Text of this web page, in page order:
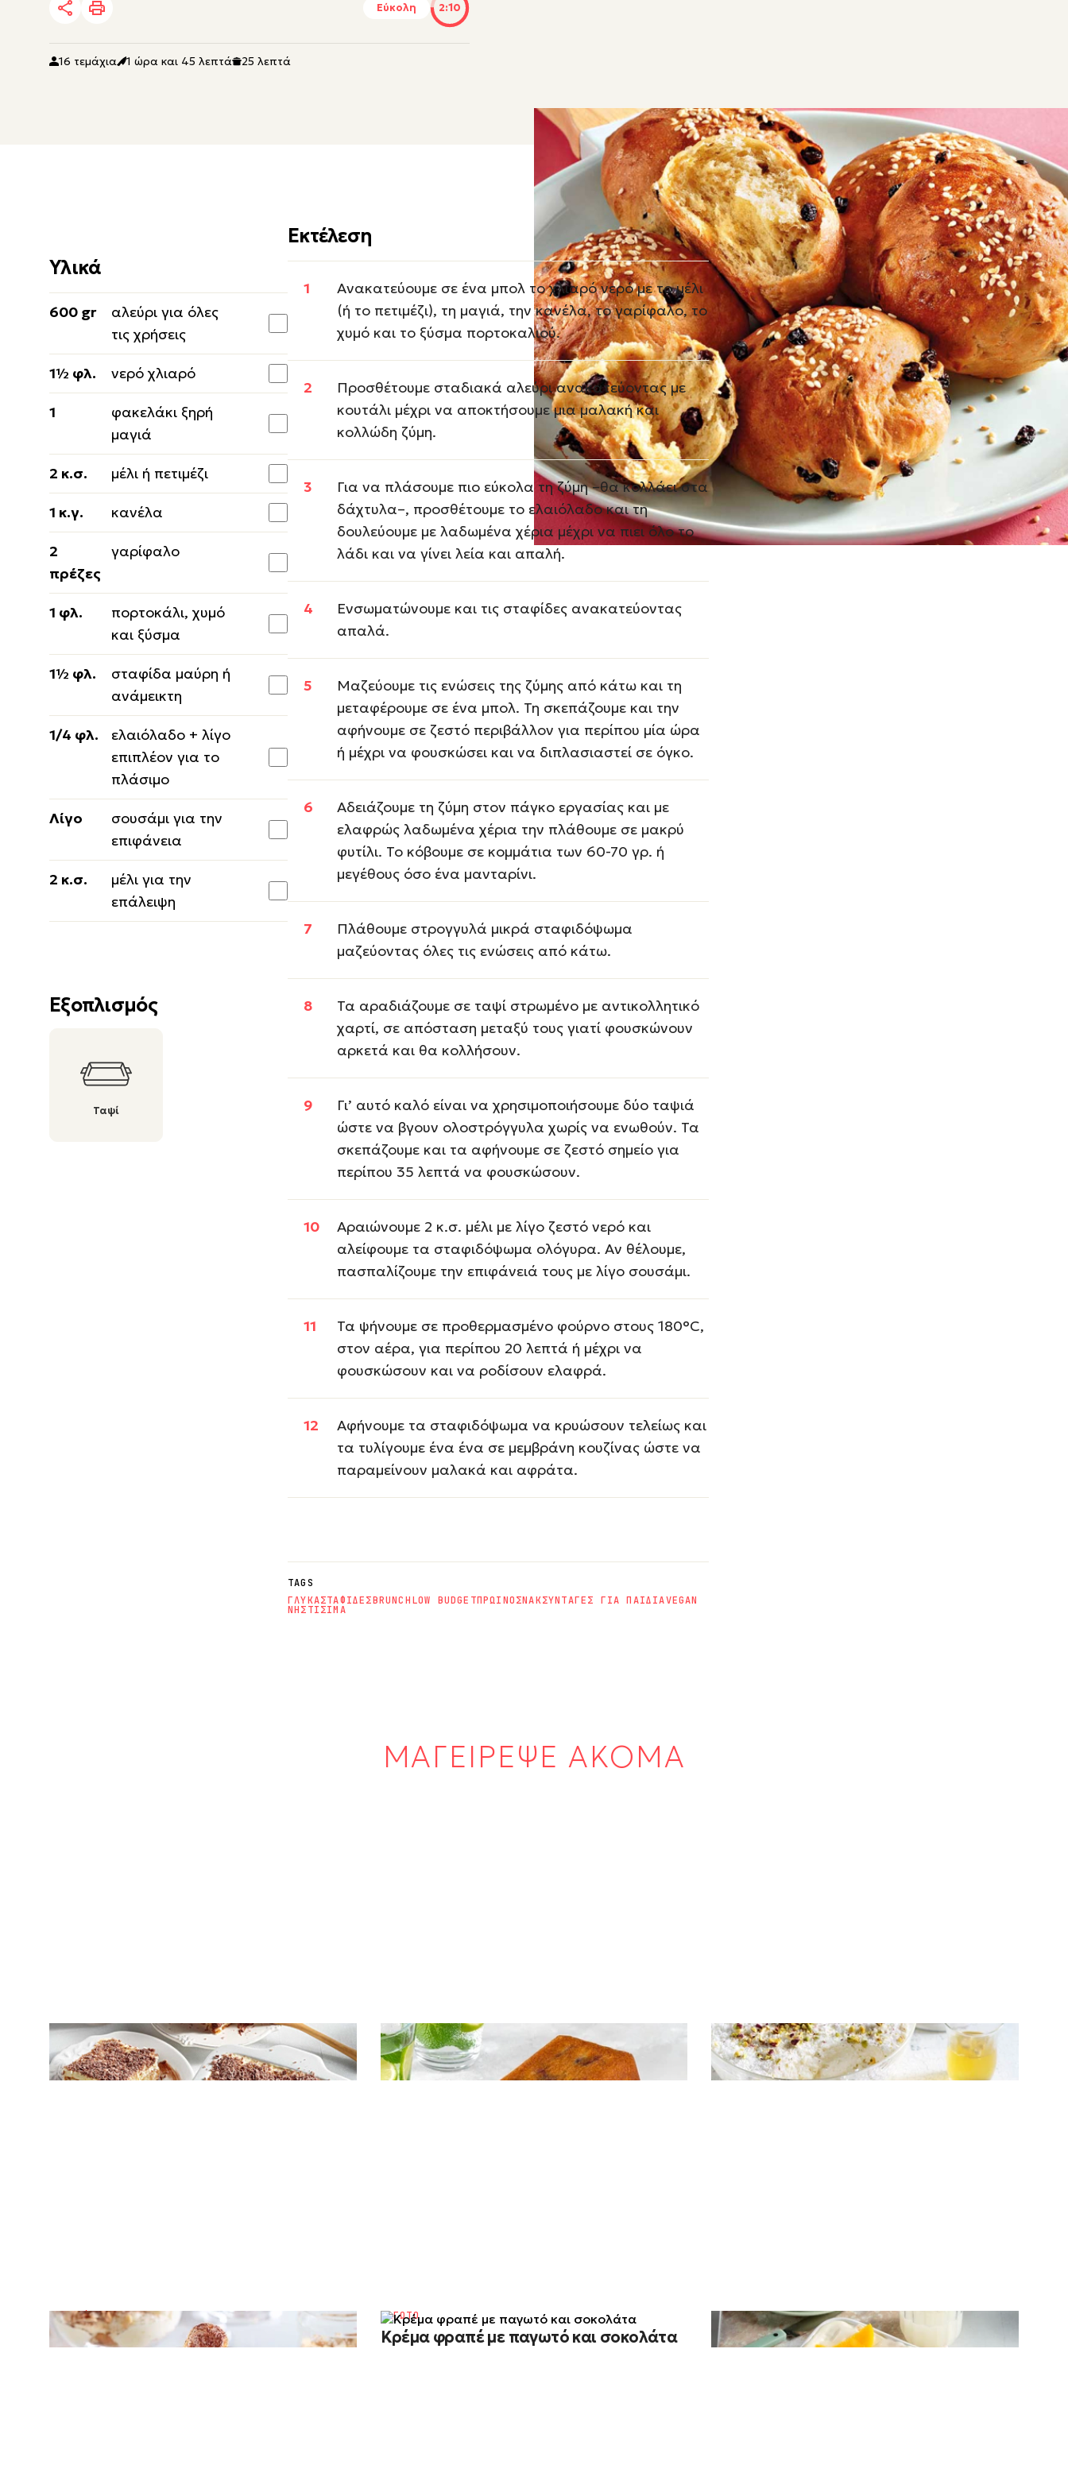
Εύκολη 2:10
16 τεμάχια 1 ώρα και 45 λεπτά 25 λεπτά
Υλικά
600 gr
αλεύρι για όλες
τις χρήσεις
1½ φλ. νερό χλιαρό
1
φακελάκι ξηρή
μαγιά
2 κ.σ. μέλι ή πετιμέζι
1 κ.γ. κανέλα
2
πρέζες
γαρίφαλο
1 φλ.
πορτοκάλι, χυμό
και ξύσμα
1½ φλ.
σταφίδα μαύρη ή
ανάμεικτη
1/4 φλ.
ελαιόλαδο + λίγο
επιπλέον για το
πλάσιμο
Λίγο
σουσάμι για την
επιφάνεια
2 κ.σ.
μέλι για την
επάλειψη
Εξοπλισμός
Ταψί
Εκτέλεση
Ανακατεύουμε σε ένα μπολ το χλιαρό νερό με το μέλι
(ή το πετιμέζι), τη μαγιά, την κανέλα, το γαρίφαλο, το
χυμό και το ξύσμα πορτοκαλιού.
Προσθέτουμε σταδιακά αλεύρι ανακατεύοντας με
κουτάλι μέχρι να αποκτήσουμε μια μαλακή και
κολλώδη ζύμη.
Για να πλάσουμε πιο εύκολα τη ζύμη –θα κολλάει στα
δάχτυλα–, προσθέτουμε το ελαιόλαδο και τη
δουλεύουμε με λαδωμένα χέρια μέχρι να πιει όλο το
λάδι και να γίνει λεία και απαλή.
Ενσωματώνουμε και τις σταφίδες ανακατεύοντας
απαλά.
Μαζεύουμε τις ενώσεις της ζύμης από κάτω και τη
μεταφέρουμε σε ένα μπολ. Τη σκεπάζουμε και την
αφήνουμε σε ζεστό περιβάλλον για περίπου μία ώρα
ή μέχρι να φουσκώσει και να διπλασιαστεί σε όγκο.
Αδειάζουμε τη ζύμη στον πάγκο εργασίας και με
ελαφρώς λαδωμένα χέρια την πλάθουμε σε μακρύ
φυτίλι. Το κόβουμε σε κομμάτια των 60-70 γρ. ή
μεγέθους όσο ένα μανταρίνι.
Πλάθουμε στρογγυλά μικρά σταφιδόψωμα
μαζεύοντας όλες τις ενώσεις από κάτω.
Τα αραδιάζουμε σε ταψί στρωμένο με αντικολλητικό
χαρτί, σε απόσταση μεταξύ τους γιατί φουσκώνουν
αρκετά και θα κολλήσουν.
Γι’ αυτό καλό είναι να χρησιμοποιήσουμε δύο ταψιά
ώστε να βγουν ολοστρόγγυλα χωρίς να ενωθούν. Τα
σκεπάζουμε και τα αφήνουμε σε ζεστό σημείο για
περίπου 35 λεπτά να φουσκώσουν.
Αραιώνουμε 2 κ.σ. μέλι με λίγο ζεστό νερό και
αλείφουμε τα σταφιδόψωμα ολόγυρα. Αν θέλουμε,
πασπαλίζουμε την επιφάνειά τους με λίγο σουσάμι.
Τα ψήνουμε σε προθερμασμένο φούρνο στους 180°C,
στον αέρα, για περίπου 20 λεπτά ή μέχρι να
φουσκώσουν και να ροδίσουν ελαφρά.
Αφήνουμε τα σταφιδόψωμα να κρυώσουν τελείως και
τα τυλίγουμε ένα ένα σε μεμβράνη κουζίνας ώστε να
παραμείνουν μαλακά και αφράτα.
TAGS
ΓΛΥΚΑΣΤΑΦΙΔΕΣBRUNCHLOW BUDGETΠΡΩΙΝΟΣΝΑΚΣΥΝΤΑΓΕΣ ΓΙΑ ΠΑΙΔΙΑVEGAN
ΝΗΣΤΙΣΙΜΑ
ΜΑΓΕΙΡΕΨΕ ΑΚΟΜΑ
Γλυκό ψυγείου με σαβαγιάρ και τρεις
σοκολάτες
ΓΛΥΚΑ ΨΥΓΕΙΟΥ
Κέικ με κεράσια
ΚΕΙΚ
Γλυκό ψυγείου με γιαούρτι, ζελέ λεμόνι
και καρύδα
ΓΛΥΚΑ ΨΥΓΕΙΟΥ
Ζαμπαγιόνε: Ιταλική κρέμα με κρασί
ΜΟΥΣ / ΚΡΕΜΕΣ
Κρέμα φραπέ με παγωτό και σοκολάτα
ΠΑΓΩΤΟ
Γλυκό ψυγείου με ροδάκινα και κράκερ
ΓΛΥΚΑ ΨΥΓΕΙΟΥ